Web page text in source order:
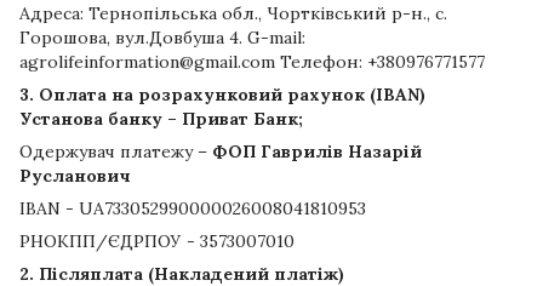
Адреса: Тернопільська обл., Чортківський р-н., с.
Горошова, вул.Довбуша 4. G-mail:
agrolifeinformation@gmail.com Телефон: +380976771577
3. Оплата на розрахунковий рахунок (IBAN)
Установа банку – Приват Банк;
Одержувач платежу – ФОП Гаврилів Назарій
Русланович
IBAN - UA733052990000026008041810953
РНОКПП/ЄДРПОУ - 3573007010
2. Післяплата (Накладений платіж)